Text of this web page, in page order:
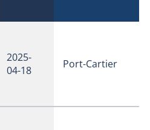
2025-
04-18
Port-Cartier